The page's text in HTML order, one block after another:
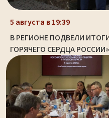
5 августа в 19:39
В РЕГИОНЕ ПОДВЕЛИ
ГОРЯЧЕГО СЕРДЦА РОССИИ»